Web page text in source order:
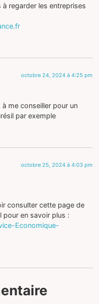
regarder les entreprises
octobre 24, 2024 à 4:25 pm
me conseiller pour un
par exemple
octobre 25, 2024 à 4:03 pm
consulter cette page de
pour en savoir plus :
Economique-